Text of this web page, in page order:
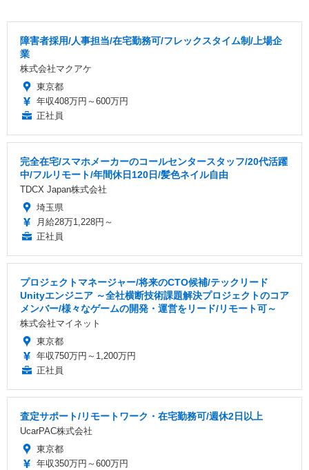
障害者採用/人事担当/在宅勤務可/フレックスタイム制/上場企
業
株式会社マクアケ
東京都
年収408万円～600万円
正社員
完全在宅/スマホメーカーのコールセンタースタッフ/20代活躍
中/フルリモート/年間休日120日/髪色ネイル自由
TDCX Japan株式会社
埼玉県
月給28万1,228円～
正社員
プロジェクトマネージャー/将来のCTO候補/テックリード
Unityエンジニア ～全社横断技術課題解決プロジェクトのコア
メンバー/様々なゲームの開発・運営をリード/リモート可～
株式会社マイネット
東京都
年収750万円～1,200万円
正社員
査定サポート/リモートワーク・在宅勤務可/週休2日以上
UcarPAC株式会社
東京都
年収350万円～600万円